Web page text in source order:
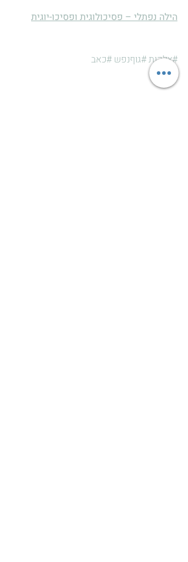
הילה נפתלי – פסיכולוגית ופסיכו-יוגית
#צלקות#גוףנפש #כאב